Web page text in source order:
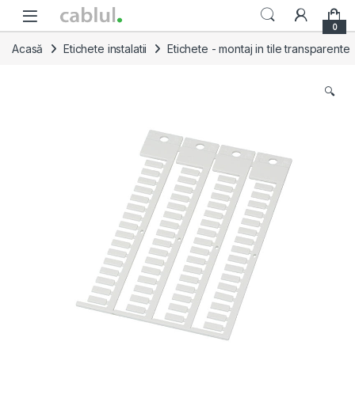
Skip to navigation
Skip to content
0
Acasă Etichete instalatii Etichete - montaj in tile transparente
🔍